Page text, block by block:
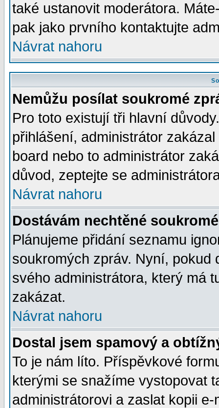
také ustanovit moderátora.
pak jako prvního kontaktujte
Návrat nahoru
Nemůžu posílat soukromé
Pro toto existují tři hlavní
přihlášení, administrátor
board nebo to administrátor
důvod, zeptejte se
Návrat nahoru
Dostávám nechtěné
Plánujeme přidání seznamu
soukromých zpráv. Nyní, pokud
svého administrátora, který má
zakázat.
Návrat nahoru
Dostal jsem spamový a
To je nám líto. Příspěvkové
kterými se snažíme vystopovat
administrátorovi a zaslat kopii